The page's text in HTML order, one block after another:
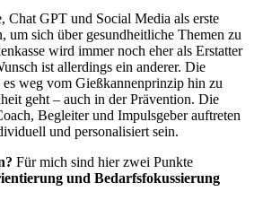
Chat GPT und Social Media als erste
um sich über gesundheitliche Themen zu
wird immer noch eher als Erstatter
ist allerdings ein anderer. Die
weg vom Gießkannenprinzip hin zu
geht – auch in der Prävention. Die
Begleiter und Impulsgeber auftreten
und personalisiert sein.
Für mich sind hier zwei Punkte
und Bedarfsfokussierung